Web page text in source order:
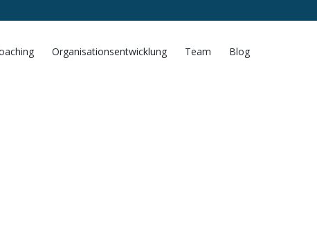
Organisationsentwicklung Team Blog